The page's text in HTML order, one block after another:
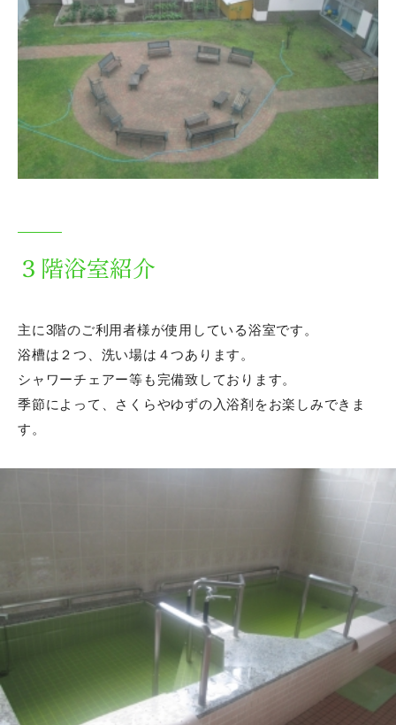
職員行事
職員研修一覧
年末年始のお休みについて
地域推進室からのお知らせ
災害発生状況
ハザードマップ
新型肺炎ウィルス研修
委員会研修
ご意見ボックス回答
もえれパークサイド通信
施設住所
お問い合わせ
３階浴室紹介
主に3階のご利用者様が使用している浴室です。
浴槽は２つ、洗い場は４つあります。
シャワーチェアー等も完備致しております。
季節によって、さくらやゆずの入浴剤をお楽しみできま
す。